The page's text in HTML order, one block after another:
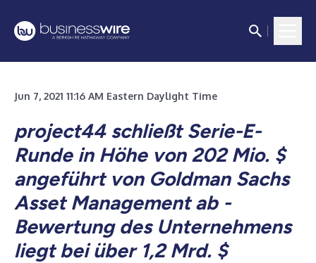
Jun 7, 2021 11:16 AM Eastern Daylight Time
project44 schließt Serie-E-
Runde in Höhe von 202 Mio. $
angeführt von Goldman Sachs
Asset Management ab -
Bewertung des Unternehmens
liegt bei über 1,2 Mrd. $